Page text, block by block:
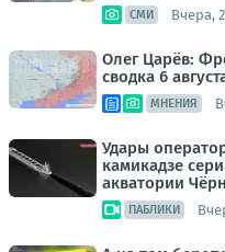
СМИ Вчера,
Олег Царёв:
сводка 6
МНЕНИЯ
Удары
камикадзе
акватории
ПАБЛИКИ